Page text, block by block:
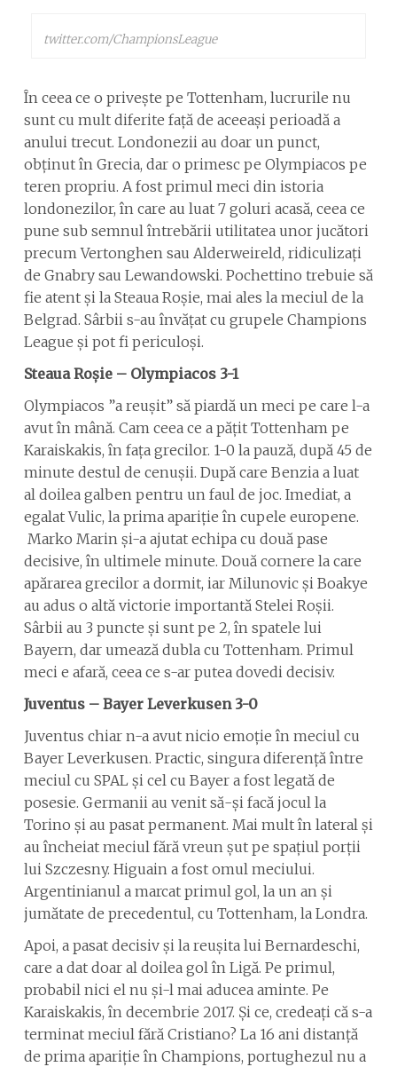
twitter.com/ChampionsLeague
În ceea ce o privește pe Tottenham, lucrurile nu
sunt cu mult diferite față de aceeași perioadă a
anului trecut. Londonezii au doar un punct,
obținut în Grecia, dar o primesc pe Olympiacos pe
teren propriu. A fost primul meci din istoria
londonezilor, în care au luat 7 goluri acasă, ceea ce
pune sub semnul întrebării utilitatea unor jucători
precum Vertonghen sau Alderweireld, ridiculizați
de Gnabry sau Lewandowski. Pochettino trebuie să
fie atent și la Steaua Roșie, mai ales la meciul de la
Belgrad. Sârbii s-au învățat cu grupele Champions
League și pot fi periculoși.
Steaua Roșie – Olympiacos 3-1
Olympiacos ”a reușit” să piardă un meci pe care l-a
avut în mână. Cam ceea ce a pățit Tottenham pe
Karaiskakis, în fața grecilor. 1-0 la pauză, după 45 de
minute destul de cenușii. După care Benzia a luat
al doilea galben pentru un faul de joc. Imediat, a
egalat Vulic, la prima apariție în cupele europene.
Marko Marin și-a ajutat echipa cu două pase
decisive, în ultimele minute. Două cornere la care
apărarea grecilor a dormit, iar Milunovic și Boakye
au adus o altă victorie importantă Stelei Roșii.
Sârbii au 3 puncte și sunt pe 2, în spatele lui
Bayern, dar umează dubla cu Tottenham. Primul
meci e afară, ceea ce s-ar putea dovedi decisiv.
Juventus – Bayer Leverkusen 3-0
Juventus chiar n-a avut nicio emoție în meciul cu
Bayer Leverkusen. Practic, singura diferență între
meciul cu SPAL și cel cu Bayer a fost legată de
posesie. Germanii au venit să-și facă jocul la
Torino și au pasat permanent. Mai mult în lateral și
au încheiat meciul fără vreun șut pe spațiul porții
lui Szczesny. Higuain a fost omul meciului.
Argentinianul a marcat primul gol, la un an și
jumătate de precedentul, cu Tottenham, la Londra.
Apoi, a pasat decisiv și la reușita lui Bernardeschi,
care a dat doar al doilea gol în Ligă. Pe primul,
probabil nici el nu și-l mai aducea aminte. Pe
Karaiskakis, în decembrie 2017. Și ce, credeați că s-a
terminat meciul fără Cristiano? La 16 ani distanță
de prima apariție în Champions, portughezul nu a